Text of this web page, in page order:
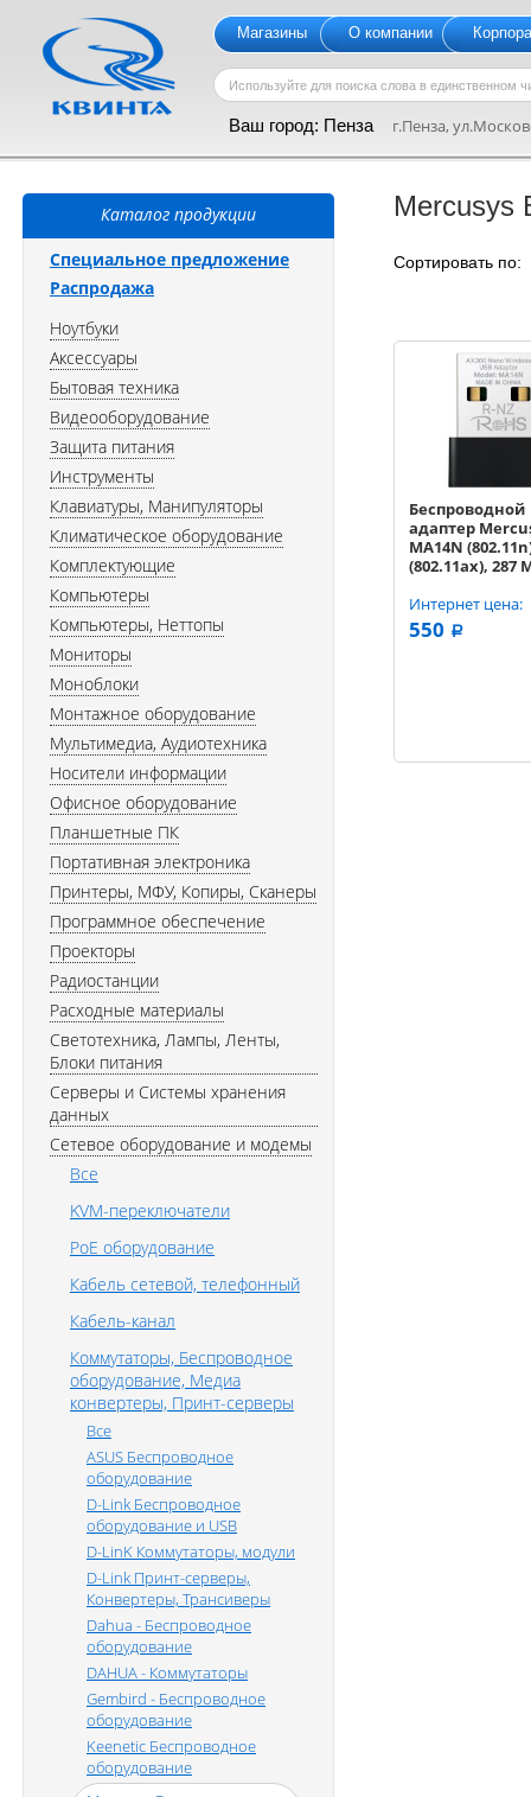
Магазины О компании
Ваш город: Пенза г.Пенза,
Mercusys
Сортировать
Беспроводной
адаптер
MA14N
(802.11ax), 287
внутренняя
Интернет цена:
550 a
Каталог продукции
Специальное предложение
Распродажа
Ноутбуки
Аксессуары
Бытовая техника
Видеооборудование
Защита питания
Инструменты
Клавиатуры, Манипуляторы
Климатическое оборудование
Комплектующие
Компьютеры
Компьютеры, Неттопы
Мониторы
Моноблоки
Монтажное оборудование
Мультимедиа, Аудиотехника
Носители информации
Офисное оборудование
Планшетные ПК
Портативная электроника
Принтеры, МФУ, Копиры, Сканеры
Программное обеспечение
Проекторы
Радиостанции
Расходные материалы
Светотехника, Лампы, Ленты,
Блоки питания
Серверы и Системы хранения
данных
Сетевое оборудование и модемы
Все
KVM-переключатели
PoE оборудование
Кабель сетевой, телефонный
Кабель-канал
Коммутаторы, Беспроводное
оборудование, Медиа
конвертеры, Принт-серверы
Все
ASUS Беспроводное
оборудование
D-Link Беспроводное
оборудование и USB
D-LinK Коммутаторы, модули
D-Link Принт-серверы,
Конвертеры, Трансиверы
Dahua - Беспроводное
оборудование
DAHUA - Коммутаторы
Gembird - Беспроводное
оборудование
Keenetic Беспроводное
оборудование